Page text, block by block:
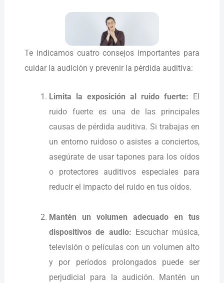
Te indicamos cuatro consejos importantes para
cuidar la audición y prevenir la pérdida auditiva:
Limita la exposición al ruido fuerte: El
ruido fuerte es una de las principales
causas de pérdida auditiva. Si trabajas en
un entorno ruidoso o asistes a conciertos,
asegúrate de usar tapones para los oídos
o protectores auditivos especiales para
reducir el impacto del ruido en tus oídos.
Mantén un volumen adecuado en tus
dispositivos de audio: Escuchar música,
televisión o películas con un volumen alto
y por períodos prolongados puede ser
perjudicial para la audición. Mantén un